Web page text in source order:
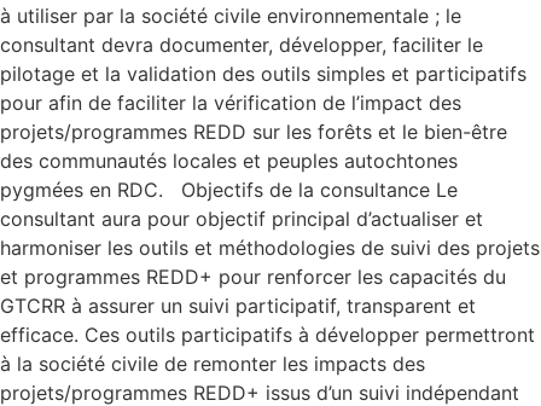
à utiliser par la société civile environnementale ; le
consultant devra documenter, développer, faciliter le
pilotage et la validation des outils simples et participatifs
pour afin de faciliter la vérification de l’impact des
projets/programmes REDD sur les forêts et le bien-être
des communautés locales et peuples autochtones
pygmées en RDC. Objectifs de la consultance Le
consultant aura pour objectif principal d’actualiser et
harmoniser les outils et méthodologies de suivi des projets
et programmes REDD+ pour renforcer les capacités du
GTCRR à assurer un suivi participatif, transparent et
efficace. Ces outils participatifs à développer permettront
à la société civile de remonter les impacts des
projets/programmes REDD+ issus d’un suivi indépendant